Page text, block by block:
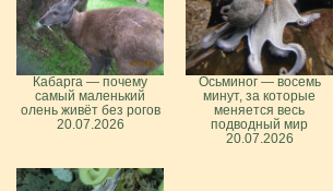
Кабарга — почему
самый маленький
олень живёт без рогов
20.07.2026
Осьминог — восемь
минут, за которые
меняется весь
подводный мир
20.07.2026